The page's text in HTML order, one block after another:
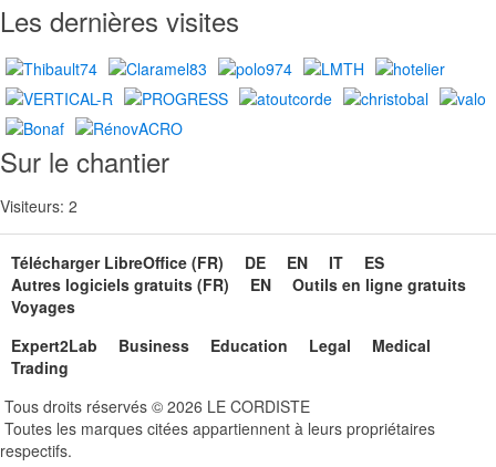
Les dernières visites
Sur le chantier
Visiteurs: 2
Télécharger LibreOffice (FR) DE EN IT
ES
Autres logiciels gratuits (FR)
EN
Outils en ligne gratuits
Voyages
Expert2Lab
Business Education Legal
Medical
Trading
Tous droits réservés © 2026 LE CORDISTE
Toutes les marques citées appartiennent à leurs propriétaires
respectifs.